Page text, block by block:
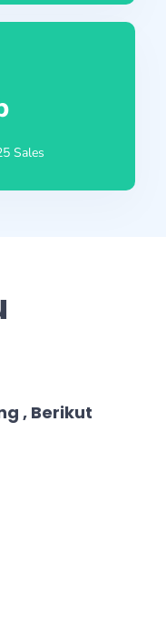
Sales
, Berikut